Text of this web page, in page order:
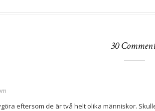
30
eftersom de är två helt olika människor.